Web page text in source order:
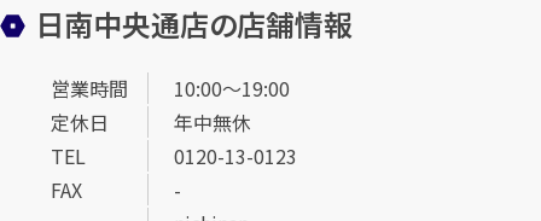
日南中央通店の店舗情報
営業時間
10:00～19:00
定休日
年中無休
TEL
0120-13-0123
FAX
-